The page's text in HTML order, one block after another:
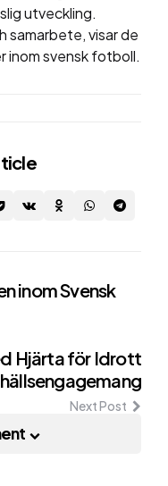
utveckling.
samarbete, visar de
inom svensk fotboll.
inom Svensk
Hjärta för Idrott
Next Post